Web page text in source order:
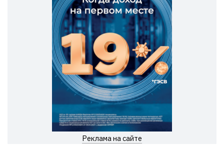
Реклама на сайте